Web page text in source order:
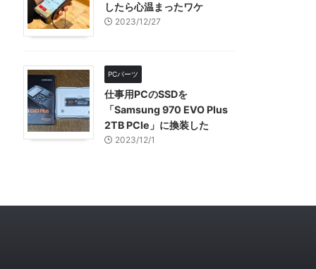
したら心温まったワケ
2023/12/27
PCパーツ
仕事用PCのSSDを
「Samsung 970 EVO Plus
2TB PCIe」に換装した
2023/12/1